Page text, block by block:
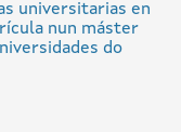
universitarias en
nun máster
do